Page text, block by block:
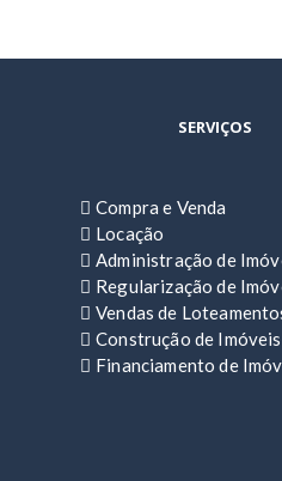
SERVIÇOS
Compra e Venda
Locação
Administração de
Regularização de
Vendas de
Construção de Imóveis
Financiamento de